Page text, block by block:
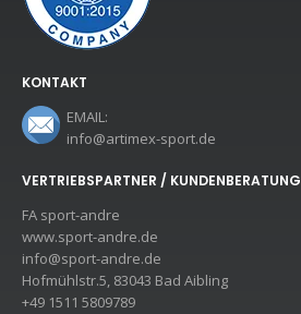
KONTAKT
EMAIL:
info@artimex-sport.de
VERTRIEBSPARTNER / KUNDENBERATUNG
FA sport-andre
www.sport-andre.de
info@sport-andre.de
Hofmühlstr.5, 83043 Bad Aibling
+49 1511 5809789